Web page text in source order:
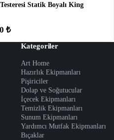
Statik Boyalı King
₺
Kategoriler
Art Home
Hazırlık Ekipmanları
Pişiriciler
Dolap ve Soğutucular
İçecek Ekipmanları
Temizlik Ekipmanları
Sunum Ekipmanları
Yardımcı Mutfak Ekipmanları
Bıçaklar